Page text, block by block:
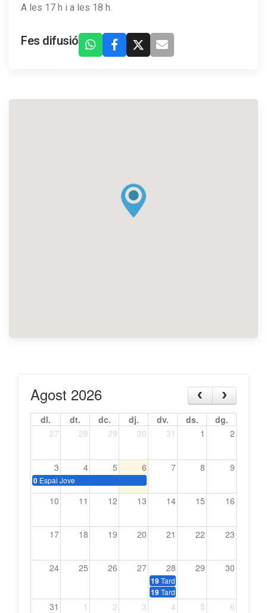
A les 17 h i a les 18 h.
Fes difusió
Agost 2026
dl. dt. dc. dj. dv. ds.
dg.
27
28 29 30 31 1 2
3 4 5 6 7 8 9
0 Espai Jove
10 11 12 13 14 15 16
17 18 19 20 21 22 23
24 25 26 27 28 29 30
19 Tardeo amb música dels 70, 80
19 Tardeo amb música dels 70, 80
31 1 2 3 4 5 6